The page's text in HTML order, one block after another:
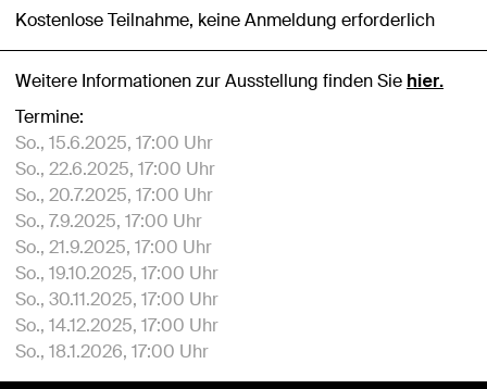
Kostenlose Teilnahme, keine Anmeldung erforderlich
Weitere Informationen zur Ausstellung finden Sie hier.
Termine:
So., 15.6.2025, 17:00 Uhr
So., 22.6.2025, 17:00 Uhr
So., 20.7.2025, 17:00 Uhr
So., 7.9.2025, 17:00 Uhr
So., 21.9.2025, 17:00 Uhr
So., 19.10.2025, 17:00 Uhr
So., 30.11.2025, 17:00 Uhr
So., 14.12.2025, 17:00 Uhr
So., 18.1.2026, 17:00 Uhr